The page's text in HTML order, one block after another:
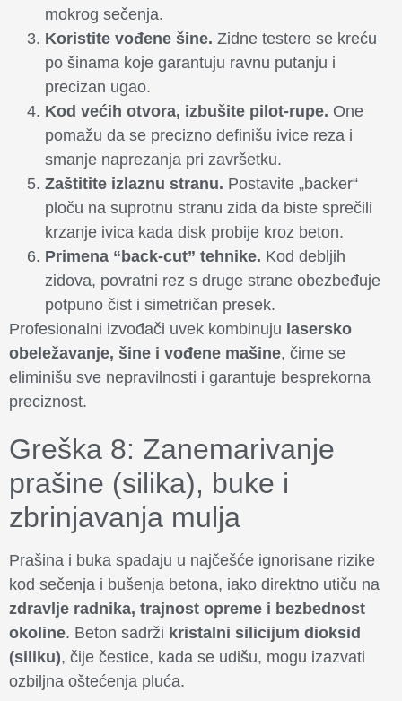
mokrog sečenja.
Koristite vođene šine. Zidne testere se kreću
po šinama koje garantuju ravnu putanju i
precizan ugao.
Kod većih otvora, izbušite pilot-rupe. One
pomažu da se precizno definišu ivice reza i
smanje naprezanja pri završetku.
Zaštitite izlaznu stranu. Postavite „backer“
ploču na suprotnu stranu zida da biste sprečili
krzanje ivica kada disk probije kroz beton.
Primena “back-cut” tehnike. Kod debljih
zidova, povratni rez s druge strane obezbeđuje
potpuno čist i simetričan presek.
Profesionalni izvođači uvek kombinuju lasersko
obeležavanje, šine i vođene mašine, čime se
eliminišu sve nepravilnosti i garantuje besprekorna
preciznost.
Greška 8: Zanemarivanje
prašine (silika), buke i
zbrinjavanja mulja
Prašina i buka spadaju u najčešće ignorisane rizike
kod sečenja i bušenja betona, iako direktno utiču na
zdravlje radnika, trajnost opreme i bezbednost
okoline. Beton sadrži kristalni silicijum dioksid
(siliku), čije čestice, kada se udišu, mogu izazvati
ozbiljna oštećenja pluća.